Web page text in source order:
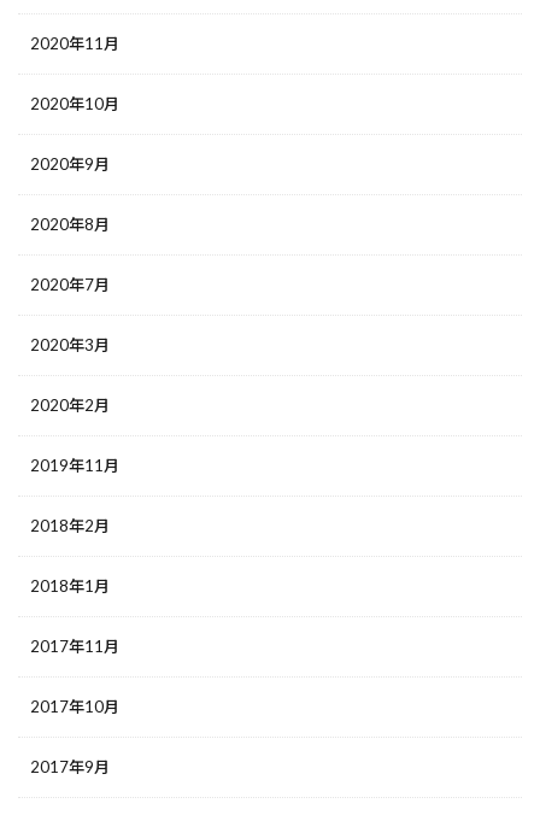
2020年11月
2020年10月
2020年9月
2020年8月
2020年7月
2020年3月
2020年2月
2019年11月
2018年2月
2018年1月
2017年11月
2017年10月
2017年9月